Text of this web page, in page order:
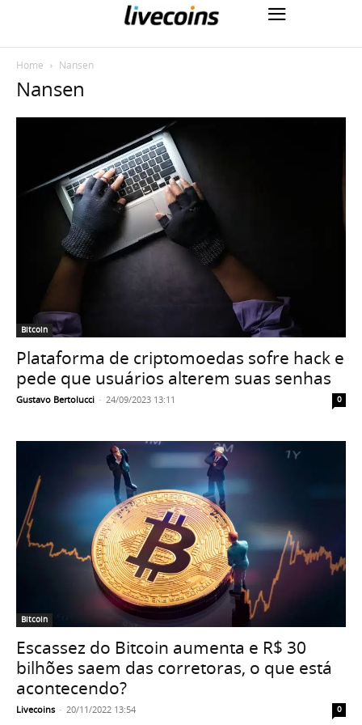
Home Nansen
Nansen
Bitcoin
Plataforma de criptomoedas sofre hack e
pede que usuários alterem suas senhas
Gustavo Bertolucci - 24/09/2023 13:11 0
Bitcoin
Escassez do Bitcoin aumenta e R$ 30
bilhões saem das corretoras, o que está
acontecendo?
Livecoins - 20/11/2022 13:54 0